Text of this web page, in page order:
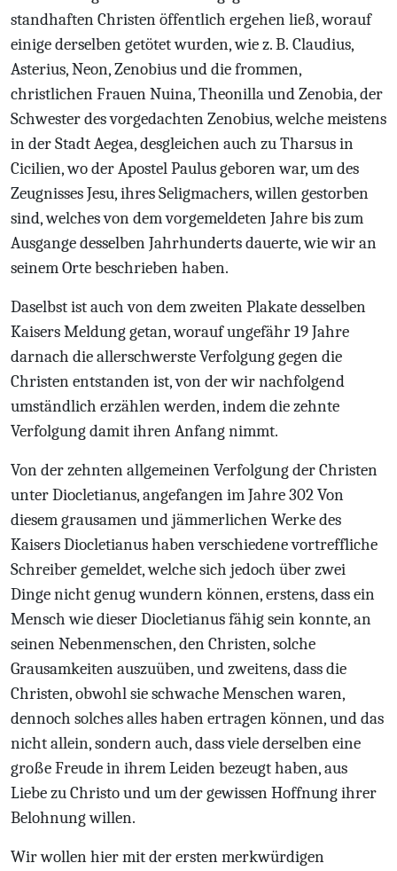
standhaften Christen öffentlich ergehen ließ, worauf
einige derselben getötet wurden, wie z. B. Claudius,
Asterius, Neon, Zenobius und die frommen,
christlichen Frauen Nuina, Theonilla und Zenobia, der
Schwester des vorgedachten Zenobius, welche meistens
in der Stadt Aegea, desgleichen auch zu Tharsus in
Cicilien, wo der Apostel Paulus geboren war, um des
Zeugnisses Jesu, ihres Seligmachers, willen gestorben
sind, welches von dem vorgemeldeten Jahre bis zum
Ausgange desselben Jahrhunderts dauerte, wie wir an
seinem Orte beschrieben haben.
Daselbst ist auch von dem zweiten Plakate desselben
Kaisers Meldung getan, worauf ungefähr 19 Jahre
darnach die allerschwerste Verfolgung gegen die
Christen entstanden ist, von der wir nachfolgend
umständlich erzählen werden, indem die zehnte
Verfolgung damit ihren Anfang nimmt.
Von der zehnten allgemeinen Verfolgung der Christen
unter Diocletianus, angefangenim Jahre 302Von
diesem grausamen und jämmerlichen Werke des
Kaisers Diocletianus haben verschiedene vortreffliche
Schreiber gemeldet, welche sich jedoch über zwei
Dinge nicht genug wundern können, erstens, dass ein
Mensch wie dieser Diocletianus fähig sein konnte, an
seinen Nebenmenschen, den Christen, solche
Grausamkeiten auszuüben, und zweitens, dass die
Christen, obwohl sie schwache Menschen waren,
dennoch solches alles haben ertragen können, und das
nicht allein, sondern auch, dass viele derselben eine
große Freude in ihrem Leiden bezeugt haben, aus
Liebe zu Christo und um der gewissen Hoffnung ihrer
Belohnung willen.
Wir wollen hier mit der ersten merkwürdigen